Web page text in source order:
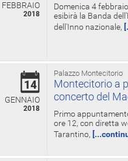
FEBBRAIO
2018
Domenica 4
esibirà la Banda
dell'Inno nazionale,
Palazzo Montecitorio
14
GENNAIO
2018
Montecitorio a
concerto del
Primo
ore 12, con diretta
Tarantino,